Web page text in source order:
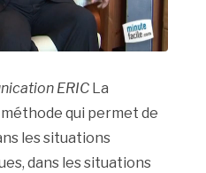
ERIC La
qui permet de
les situations
dans les situations